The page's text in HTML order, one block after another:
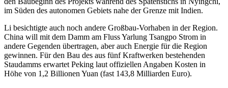
im Süden des autonomen Gebiets nahe der Grenze mit Indien.
Li besichtigte auch noch andere Großbau-Vorhaben in der Region.
China will mit dem Damm am Fluss Yarlung Tsangpo Strom in
andere Gegenden übertragen, aber auch Energie für die Region
gewinnen. Für den Bau des aus fünf Kraftwerken bestehenden
Staudamms erwartet Peking laut offiziellen Angaben Kosten in
Höhe von 1,2 Billionen Yuan (fast 143,8 Milliarden Euro).